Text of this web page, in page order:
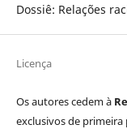
Dossiê: Relações
Licença
Os autores cedem à
exclusivos de